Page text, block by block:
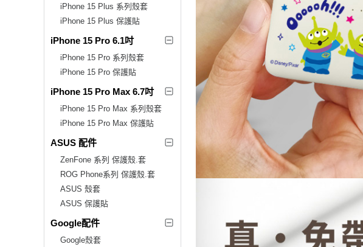
iPhone 15 Plus 系列殼套
iPhone 15 Plus 保護貼
iPhone 15 Pro 6.1吋
iPhone 15 Pro 系列殼套
iPhone 15 Pro 保護貼
iPhone 15 Pro Max 6.7吋
iPhone 15 Pro Max 系列殼套
iPhone 15 Pro Max 保護貼
ASUS 配件
ZenFone 系列 保護殼.套
ROG Phone系列 保護殼.套
ASUS 殼套
ASUS 保護貼
Google配件
Google殼套